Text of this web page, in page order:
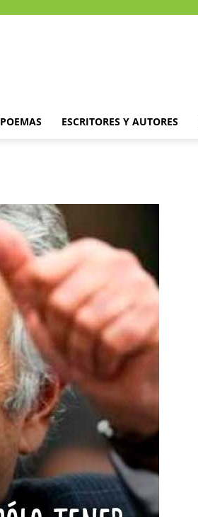
POEMAS ESCRITORES Y AUTORES